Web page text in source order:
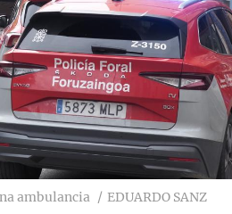
ambulancia EDUARDO SANZ